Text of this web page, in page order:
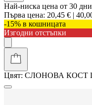
Най-ниска цена от 30
Първа цена: 20,45 € |
-15% в кошницата
Изгодни отстъпки
Цвят: СЛОНОВА КОСТ